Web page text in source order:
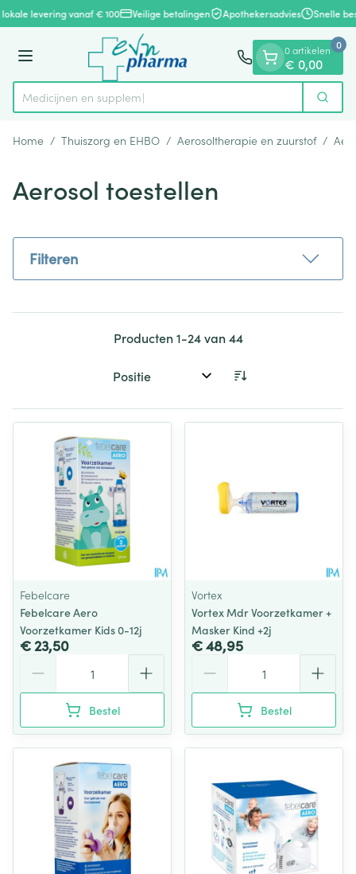
Ga naar de inhoud
1 van 1
levering vanaf € 100 Veilige betalingen Apothekersadvies Snelle
Menu
Product, merk, categorie...
M Zoek
0 artikelen
€ 0,00
0
Home / Thuiszorg en EHBO / Aerosoltherapie en zuurstof /
Aerosol toestellen
Filteren
Producten1-24van44
Sorteer op:
Febelcare
Febelcare Aero
Voorzetkamer Kids 0-12j
€ 23,50
Bestel
Vortex
Vortex Mdr Voorzetkamer +
Masker Kind +2j
€ 48,95
Bestel